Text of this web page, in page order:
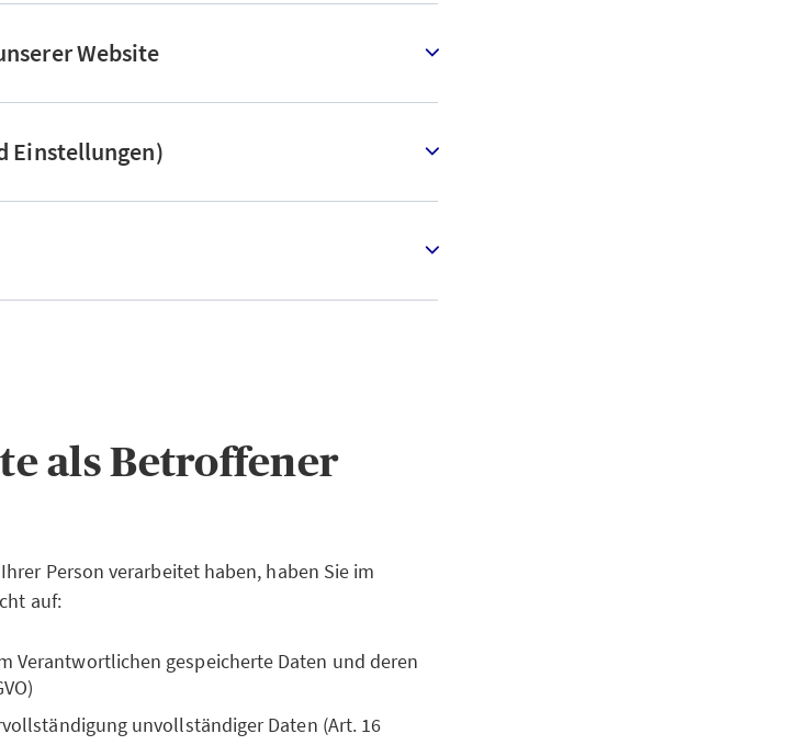
Website
Einstellungen)
als Betroffener
Person verarbeitet haben, haben Sie im
auf:
Verantwortlichen gespeicherte Daten und deren
unvollständiger Daten (Art. 16